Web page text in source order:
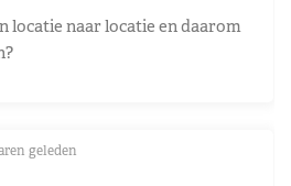
locatie naar locatie en daarom
geleden